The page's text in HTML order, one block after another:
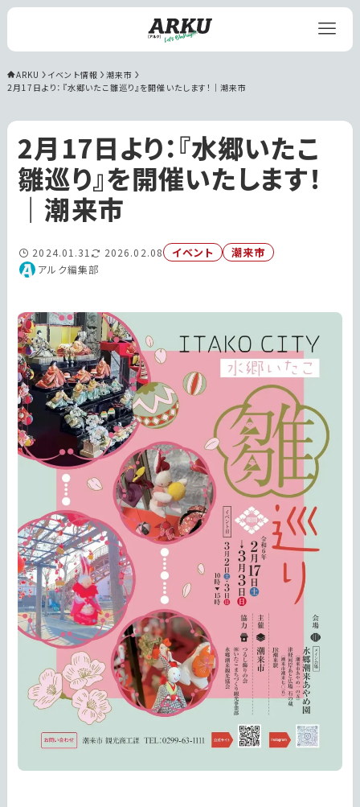
ARKU イベント情報
潮来市
2月17日より：『水郷いたこ雛巡り』を開催いたします！｜潮来市
2月17日より：『水郷いたこ
雛巡り』を開催いたします！
｜潮来市
イベント 潮来市
2024.01.31
2026.02.08
アルク編集部